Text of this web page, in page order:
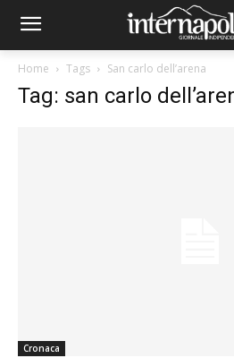
Home Tags San carlo dell’arena
Tag: san carlo
Cronaca